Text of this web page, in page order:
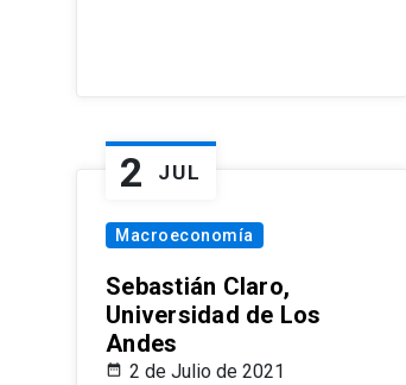
2 JUL
Macroeconomía
Sebastián Claro,
Universidad de Los
Andes
2 de Julio de 2021